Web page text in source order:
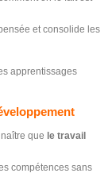
et consolide les
apprentissages
que le travail
compétences sans